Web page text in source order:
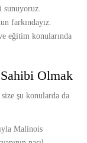
sunuyoruz.
farkındayız.
eğitim konularında
Olmak
şu konularda da
Malinois